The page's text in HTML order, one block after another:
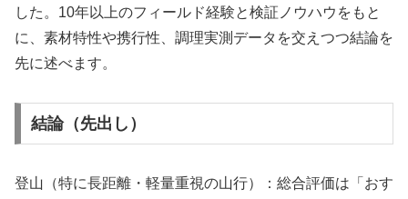
した。10年以上のフィールド経験と検証ノウハウをもと
に、素材特性や携行性、調理実測データを交えつつ結論を
先に述べます。
結論（先出し）
登山（特に長距離・軽量重視の山行）：総合評価は「おす